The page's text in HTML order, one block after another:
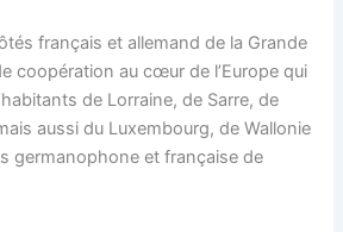
français et allemand de la Grande
coopération au cœur de l’Europe qui
de Lorraine, de Sarre, de
aussi du Luxembourg, de Wallonie
germanophone et française de